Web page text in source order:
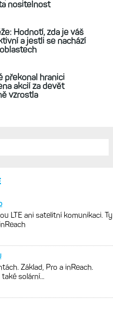
i pro outdoorové
umí zrcadlit data
i chůze
Fénixy 8 Pro jsou
parádní, těžko něco
nositelnost
Hodnotí, zda je váš
a jestli se nachází